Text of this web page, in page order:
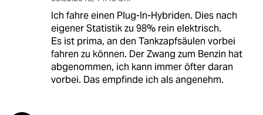
Ich fahre einen Plug-In-Hybriden. Dies nach
eigener Statistik zu 98% rein elektrisch.
Es ist prima, an den Tankzapfsäulen vorbei
fahren zu können. Der Zwang zum Benzin hat
abgenommen, ich kann immer öfter daran
vorbei. Das empfinde ich als angenehm.